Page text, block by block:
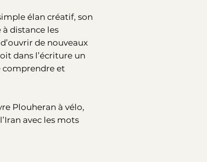
élan créatif, son
distance les
de nouveaux
dans l’écriture un
et
Plouheran à vélo,
avec les mots